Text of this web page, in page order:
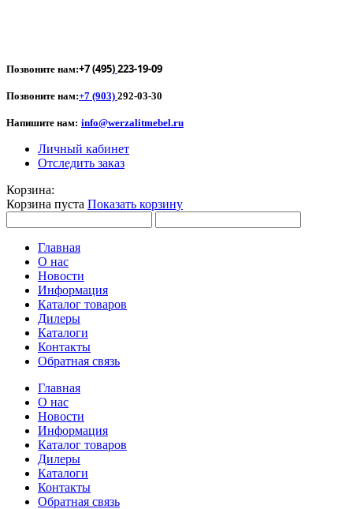
Позвоните нам:+7 (495)223-19-09
Позвоните нам:+7 (903) 292-03-30
Напишите нам: info@werzalitmebel.ru
Личный кабинет
Отследить заказ
Корзина:
Корзина пуста Показать корзину
Главная
О нас
Новости
Информация
Каталог товаров
Дилеры
Каталоги
Контакты
Обратная связь
Главная
О нас
Новости
Информация
Каталог товаров
Дилеры
Каталоги
Контакты
Обратная связь